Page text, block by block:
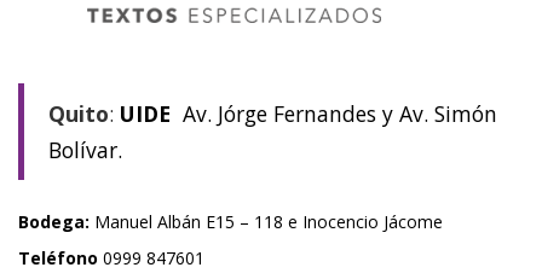
Quito: UIDE Av. Jórge Fernandes y Av. Simón
Bolívar.
Bodega: Manuel Albán E15 – 118 e Inocencio Jácome
Teléfono 0999 847601